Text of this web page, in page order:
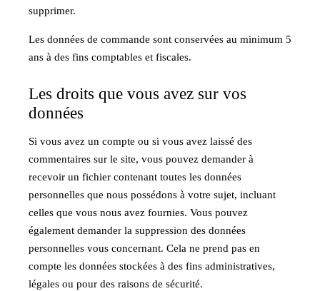
supprimer.
Les données de commande sont conservées au minimum 5
ans à des fins comptables et fiscales.
Les droits que vous avez sur vos
données
Si vous avez un compte ou si vous avez laissé des
commentaires sur le site, vous pouvez demander à
recevoir un fichier contenant toutes les données
personnelles que nous possédons à votre sujet, incluant
celles que vous nous avez fournies. Vous pouvez
également demander la suppression des données
personnelles vous concernant. Cela ne prend pas en
compte les données stockées à des fins administratives,
légales ou pour des raisons de sécurité.